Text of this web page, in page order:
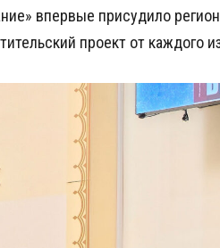
впервые присудило
проект от каждого